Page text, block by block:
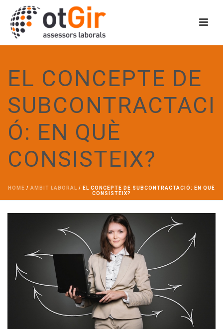
EL CONCEPTE DE
SUBCONTRACTACI
Ó: EN QUÈ
CONSISTEIX?
HOME / AMBIT LABORAL / EL CONCEPTE DE SUBCONTRACTACIÓ: EN QUÈ
CONSISTEIX?